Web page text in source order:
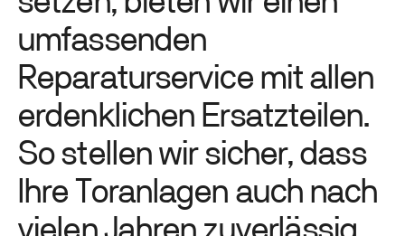
umfassenden
Reparaturservice mitallen
erdenklichen Ersatzteilen.
Sostellenwirsicher,dass
IhreToranlagen auch nach